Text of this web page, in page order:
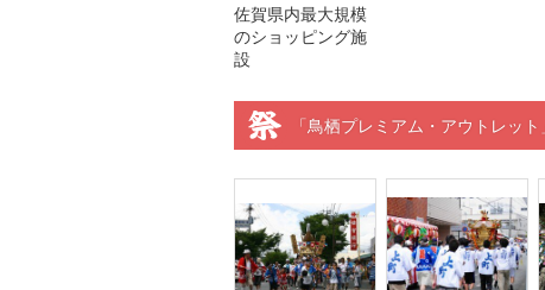
佐賀県内最大規模
のショッピング施
設
「鳥栖プレミアム・アウトレッ